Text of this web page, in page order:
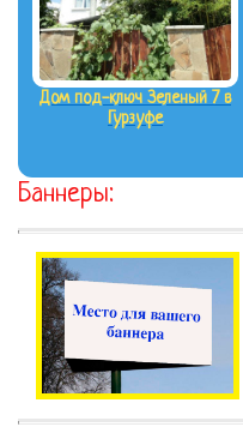
Дом под-ключ Зеленый 7 в
Гурзуфе
Баннеры: